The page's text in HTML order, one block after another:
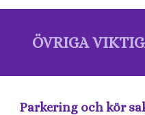
ÖVRIGA
Parkering och kör